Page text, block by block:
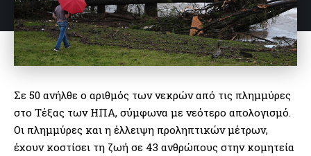
Σε 50 ανήλθε ο αριθμός των νεκρών από τις πλημμύρες
στο Τέξας των ΗΠΑ, σύμφωνα με νεότερο απολογισμό.
Οι πλημμύρες και η έλλειψη προληπτικών μέτρων,
έχουν κοστίσει τη ζωή σε 43 ανθρώπους στην κομητεία